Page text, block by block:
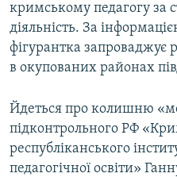
ВСЕ ЗА ДЕНЬ
СПЕЦПРОЕКТИ
ДЕПОРТАЦІЯ
ВІДЕОУРОКИ «ELIFBE»
СВІДЧЕННЯ ОКУПАЦІЇ
УКРАЇНСЬКА ПРОБЛЕМА КРИМУ
ЯК ОБІЙТИ БЛОКУВАННЯ
Русский
Qırımtatar
кримському педагогу за
діяльність. За
фігурантка запроваджує
в окупованих районах
Йдеться про колишню
підконтрольного РФ
республіканського
педагогічної освіти»